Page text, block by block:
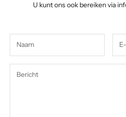
U kunt ons ook bereiken via